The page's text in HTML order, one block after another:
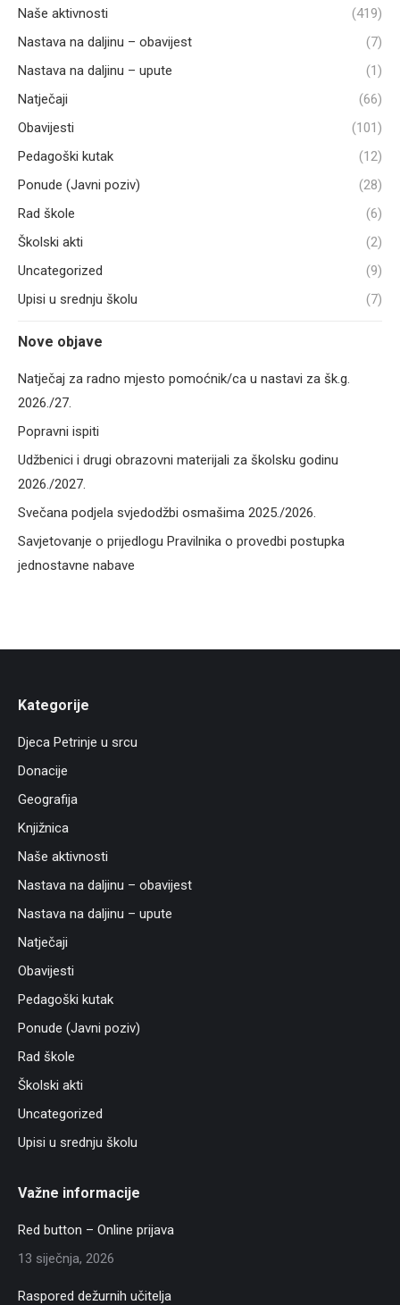
Naše aktivnosti
(419)
Nastava na daljinu – obavijest
(7)
Nastava na daljinu – upute
(1)
Natječaji
(66)
Obavijesti
(101)
Pedagoški kutak
(12)
Ponude (Javni poziv)
(28)
Rad škole
(6)
Školski akti
(2)
Uncategorized
(9)
Upisi u srednju školu
(7)
Nove objave
Natječaj za radno mjesto pomoćnik/ca u nastavi za šk.g.
2026./27.
Popravni ispiti
Udžbenici i drugi obrazovni materijali za školsku godinu
2026./2027.
Svečana podjela svjedodžbi osmašima 2025./2026.
Savjetovanje o prijedlogu Pravilnika o provedbi postupka
jednostavne nabave
Kategorije
Djeca Petrinje u srcu
Donacije
Geografija
Knjižnica
Naše aktivnosti
Nastava na daljinu – obavijest
Nastava na daljinu – upute
Natječaji
Obavijesti
Pedagoški kutak
Ponude (Javni poziv)
Rad škole
Školski akti
Uncategorized
Upisi u srednju školu
Važne informacije
Red button – Online prijava
13 siječnja, 2026
Raspored dežurnih učitelja